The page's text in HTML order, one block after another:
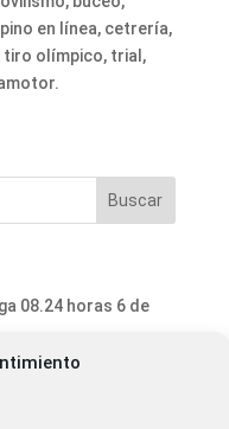
en línea, cetrería,
tiro olímpico, trial,
08.24 horas 6 de
tras la renuncia